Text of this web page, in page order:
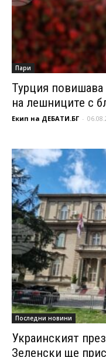
Пари
Турция
на лешниците с
Екип на ДЕБАТИ.БГ -
Последни новини
Украинският
Зеленски ще